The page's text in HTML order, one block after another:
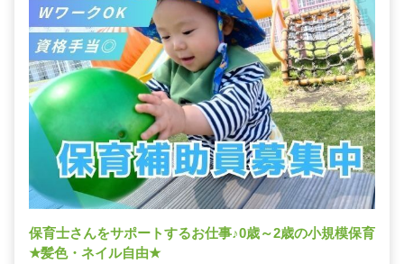
保育士さんをサポートするお仕事♪0歳～2歳の小規模保育
★髪色・ネイル自由★